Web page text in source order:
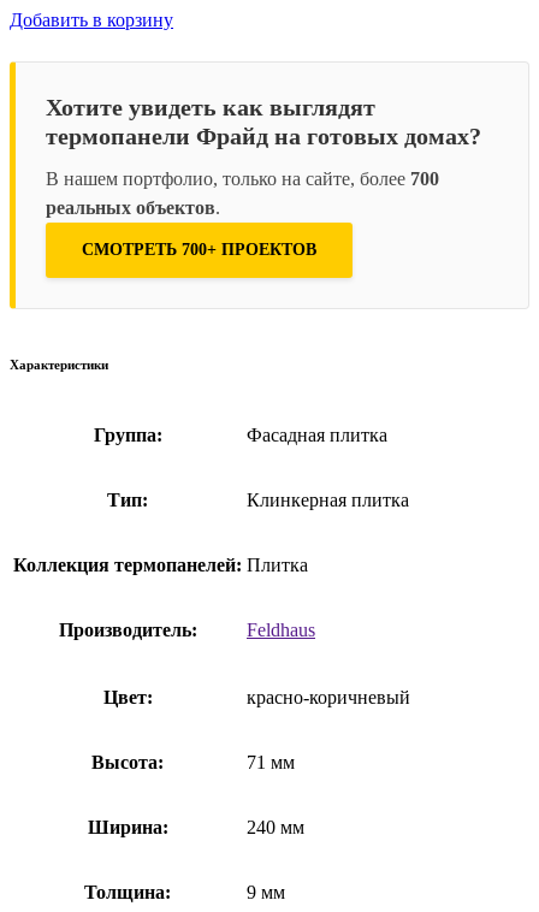
Добавить в корзину
Хотите увидеть как выглядят
термопанели Фрайд на готовых домах?
В нашем портфолио, только на сайте, более 700
реальных объектов.
СМОТРЕТЬ 700+ ПРОЕКТОВ
Характеристики
Группа: Фасадная плитка
Тип: Клинкерная плитка
Коллекция термопанелей: Плитка
Производитель: Feldhaus
Цвет: красно-коричневый
Высота: 71 мм
Ширина: 240 мм
Толщина: 9 мм